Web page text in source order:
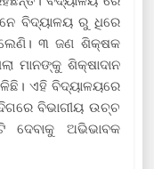
ବିଦ୍ୟାଳୟ ରୁ ଧିରେ
୩ ଜଣ ଶିକ୍ଷକ
ମାନଙ୍କୁ ଶିକ୍ଷାଦାନ
ଏହି ବିଦ୍ୟାଳୟରେ
ବିଭାଗୀୟ ଉଚ୍ଚ
ଦେବାକୁ ଅଭିଭାବକ